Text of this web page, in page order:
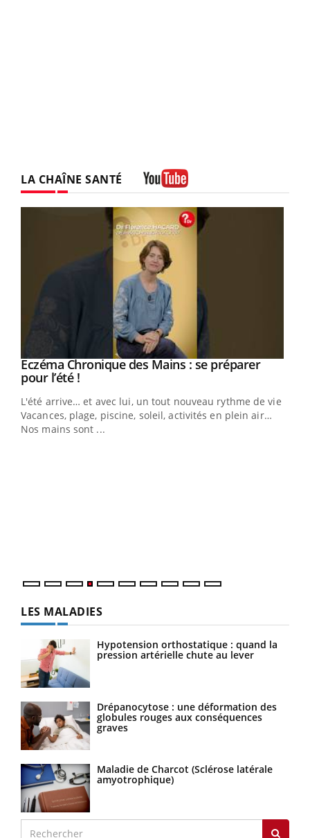
LA CHAÎNE SANTÉ
Youtube
Eczéma Chronique des Mains : se préparer
pour l’été !Youtube
L'été arrive… et avec lui, un tout nouveau rythme de vie !
Vacances, plage, piscine, soleil, activités en plein air…
Nos mains sont ...
LES MALADIES
Hypotension orthostatique : quand la
pression artérielle chute au lever
Drépanocytose : une déformation des
globules rouges aux conséquences
graves
Maladie de Charcot (Sclérose latérale
amyotrophique)